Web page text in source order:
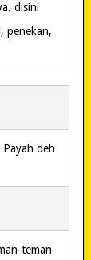
disini
penekan,
deh
teman